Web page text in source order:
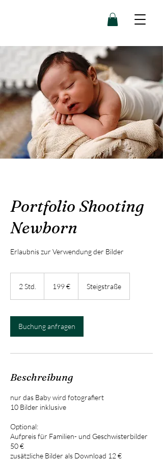
Portfolio Shooting
Newborn
Erlaubnis zur Verwendung der Bilder
2 Std.
d
.
199 € Steigstraße
Buchung anfragen
Beschreibung
nur das Baby wird fotografiert
10 Bilder inklusive
Optional:
Aufpreis für Familien- und Geschwisterbilder
50 €
zusätzliche Bilder als Download 12 €